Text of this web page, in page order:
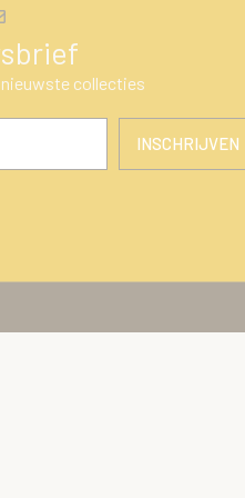
nieuwste collecties
INSCHRIJVEN